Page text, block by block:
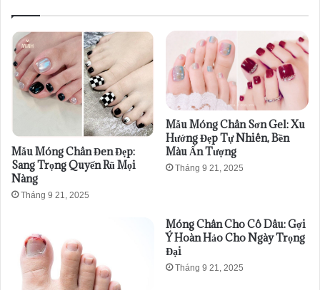
Mẫu Móng Chân Đen Đẹp:
Sang Trọng Quyến Rũ Mọi
Nàng
Tháng 9 21, 2025
Mẫu Móng Chân Sơn Gel: Xu
Hướng Đẹp Tự Nhiên, Bền
Màu Ấn Tượng
Tháng 9 21, 2025
Móng Chân Cho Cô Dâu: Gợi
Ý Hoàn Hảo Cho Ngày Trọng
Đại
Tháng 9 21, 2025